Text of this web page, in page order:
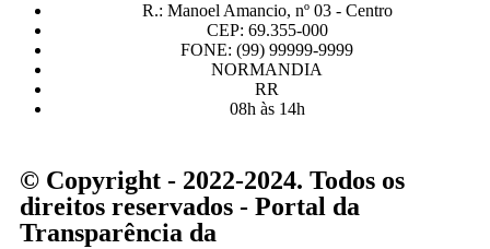
R.: Manoel Amancio, nº 03 - Centro
CEP: 69.355-000
FONE: (99) 99999-9999
NORMANDIA
RR
08h às 14h
© Copyright - 2022-2024. Todos os
direitos reservados - Portal da
Transparência da